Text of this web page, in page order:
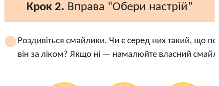
Крок 2. Вправа “Обери настрій”
Роздивіться смайлики. Чи є серед них такий, що
він за ліком? Якщо ні — намалюйте власний